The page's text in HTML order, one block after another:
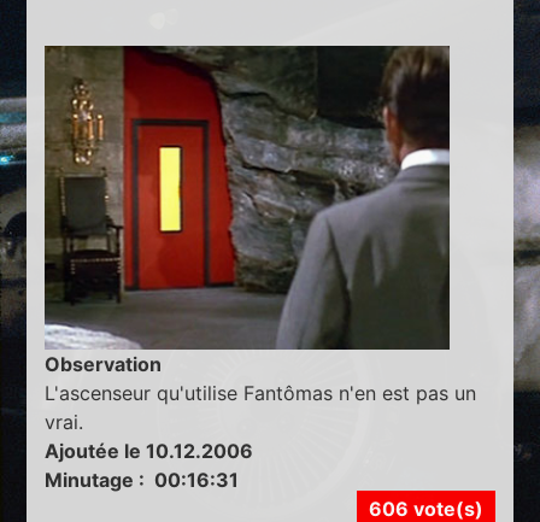
Observation
L'ascenseur qu'utilise Fantômas n'en est pas un
vrai.
Ajoutée le 10.12.2006
Minutage : 00:16:31
606 vote(s)